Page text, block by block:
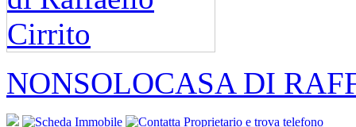
NONSOLOCASA DI